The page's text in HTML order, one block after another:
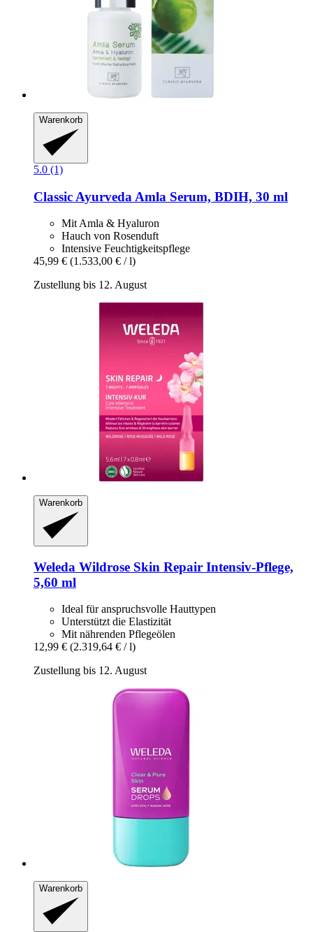
Warenkorb
5.0 (1)
Classic Ayurveda Amla Serum, BDIH, 30 ml
Mit Amla & Hyaluron
Hauch von Rosenduft
Intensive Feuchtigkeitspflege
45,99 € (1.533,00 € / l)
Zustellung bis 12. August
Warenkorb
Weleda Wildrose Skin Repair Intensiv-​Pflege,
5,60 ml
Ideal für anspruchsvolle Hauttypen
Unterstützt die Elastizität
Mit nährenden Pflegeölen
12,99 € (2.319,64 € / l)
Zustellung bis 12. August
Warenkorb